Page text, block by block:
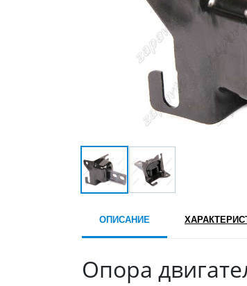
ОПИСАНИЕ
Опора